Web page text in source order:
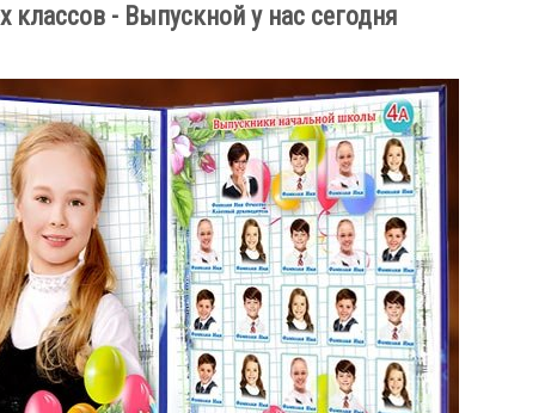
- Выпускной у нас сегодня